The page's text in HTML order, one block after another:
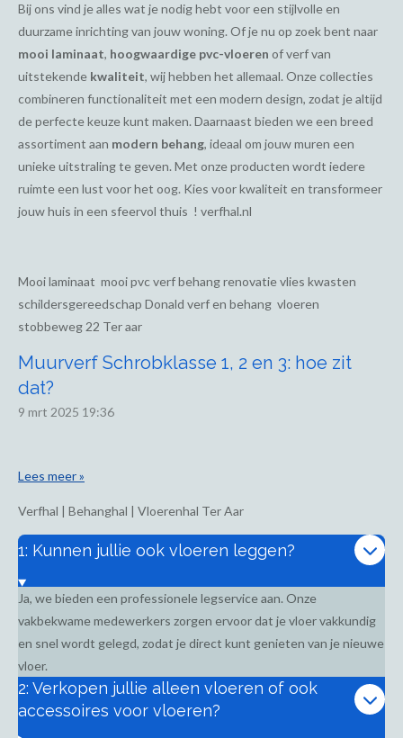
Bij ons vind je alles wat je nodig hebt voor een stijlvolle en
duurzame inrichting van jouw woning. Of je nu op zoek bent naar
mooi laminaat, hoogwaardige pvc-vloeren of verf van
uitstekende kwaliteit, wij hebben het allemaal. Onze collecties
combineren functionaliteit met een modern design, zodat je altijd
de perfecte keuze kunt maken. Daarnaast bieden we een breed
assortiment aan modern behang, ideaal om jouw muren een
unieke uitstraling te geven. Met onze producten wordt iedere
ruimte een lust voor het oog. Kies voor kwaliteit en transformeer
jouw huis in een sfeervol thuis ! verfhal.nl
Mooi laminaat mooi pvc verf behang renovatie vlies kwasten
schildersgereedschap Donald verf en behang vloeren
stobbeweg 22 Ter aar
Muurverf Schrobklasse 1, 2 en 3: hoe zit
dat?
9 mrt 2025 19:36
Lees meer »
Verfhal | Behanghal | Vloerenhal Ter Aar
1: Kunnen jullie ook vloeren leggen?
Ja, we bieden een professionele legservice aan. Onze
vakbekwame medewerkers zorgen ervoor dat je vloer vakkundig
en snel wordt gelegd, zodat je direct kunt genieten van je nieuwe
vloer.
2: Verkopen jullie alleen vloeren of ook
accessoires voor vloeren?